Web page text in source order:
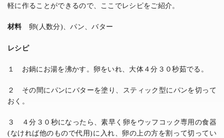
軽に作ることができるので、ここでレシピをご紹介。
材料卵( 人数分)、パン、バター
レシピ
１ お鍋にお湯を沸かす。卵をいれ、大体４分３０秒茹でる。
２ その間にパンにバターを塗り、スティック型にパンを切って
おく。
３ ４分３０秒になったら、素早く卵をウッフコック専用の食器
(なければ他のもので代用) に入れ、卵の上の方を割って切ってい